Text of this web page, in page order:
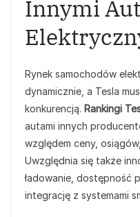
Innymi
Rynek samochodów
dynamicznie, a Tesla
konkurencją. Rankingi
autami innych
względem ceny,
Uwzględnia się także
ładowanie, dostępność
integrację z systemami